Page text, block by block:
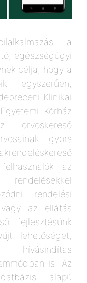
a
egészségügyi
célja, hogy a
egyszerűen,
Klinikai
Kórház
orvoskereső
gyors
az
rendelési
az ellátás
fejlesztésünk
lehetőséget,
hívásindítás
is. Az
alapú